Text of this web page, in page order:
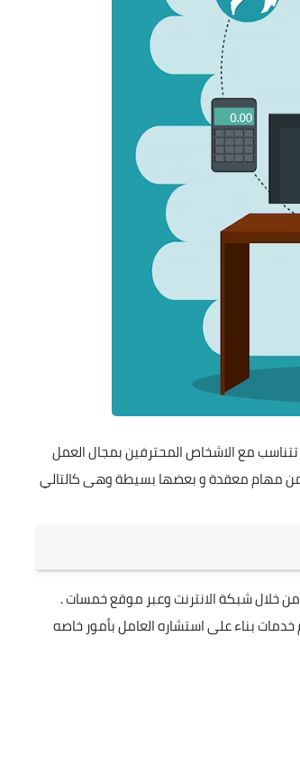
مع الاشخاص المحترفين بمجال العمل
مهام معقدة و بعضها بسيطة وهى كالتالي
من خلال شبكة الانترنت وعبر موقع خمسات .
خدمات بناء على استشاره العامل بأمور خاصه